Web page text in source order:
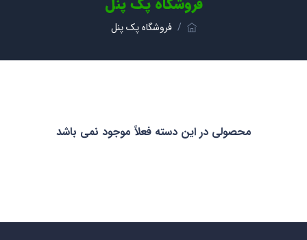
فروشگاه پک پنل
محصولی در این دسته فعلاً موجود نمی باشد